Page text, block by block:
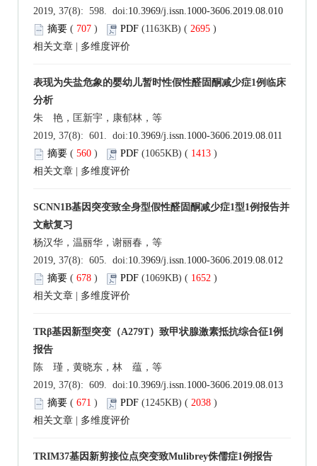
2019, 37(8): 598. doi:10.3969/j.issn.1000-3606.2019.08.010
摘要 ( 707 ) PDF (1163KB) ( 2695 )
相关文章
多维度评价
表现为失盐危象的婴幼儿暂时性假性醛固酮减少症1例临床
分析
朱 艳，匡新宇，康郁林，等
2019, 37(8): 601. doi:10.3969/j.issn.1000-3606.2019.08.011
摘要 ( 560 ) PDF (1065KB) ( 1413 )
相关文章
多维度评价
SCNN1B基因突变致全身型假性醛固酮减少症1型1例报告并
文献复习
杨汉华，温丽华，谢丽春，等
2019, 37(8): 605. doi:10.3969/j.issn.1000-3606.2019.08.012
摘要 ( 678 ) PDF (1069KB) ( 1652 )
相关文章
多维度评价
TRβ基因新型突变（A279T）致甲状腺激素抵抗综合征1例
报告
陈 瑾，黄晓东，林 蕴，等
2019, 37(8): 609. doi:10.3969/j.issn.1000-3606.2019.08.013
摘要 ( 671 ) PDF (1245KB) ( 2038 )
相关文章
多维度评价
TRIM37基因新剪接位点突变致Mulibrey侏儒症1例报告